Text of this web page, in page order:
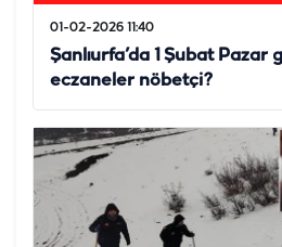
01-02-2026 11:40
Şanlıurfa’da 1 Şubat Pazar
eczaneler nöbetçi?